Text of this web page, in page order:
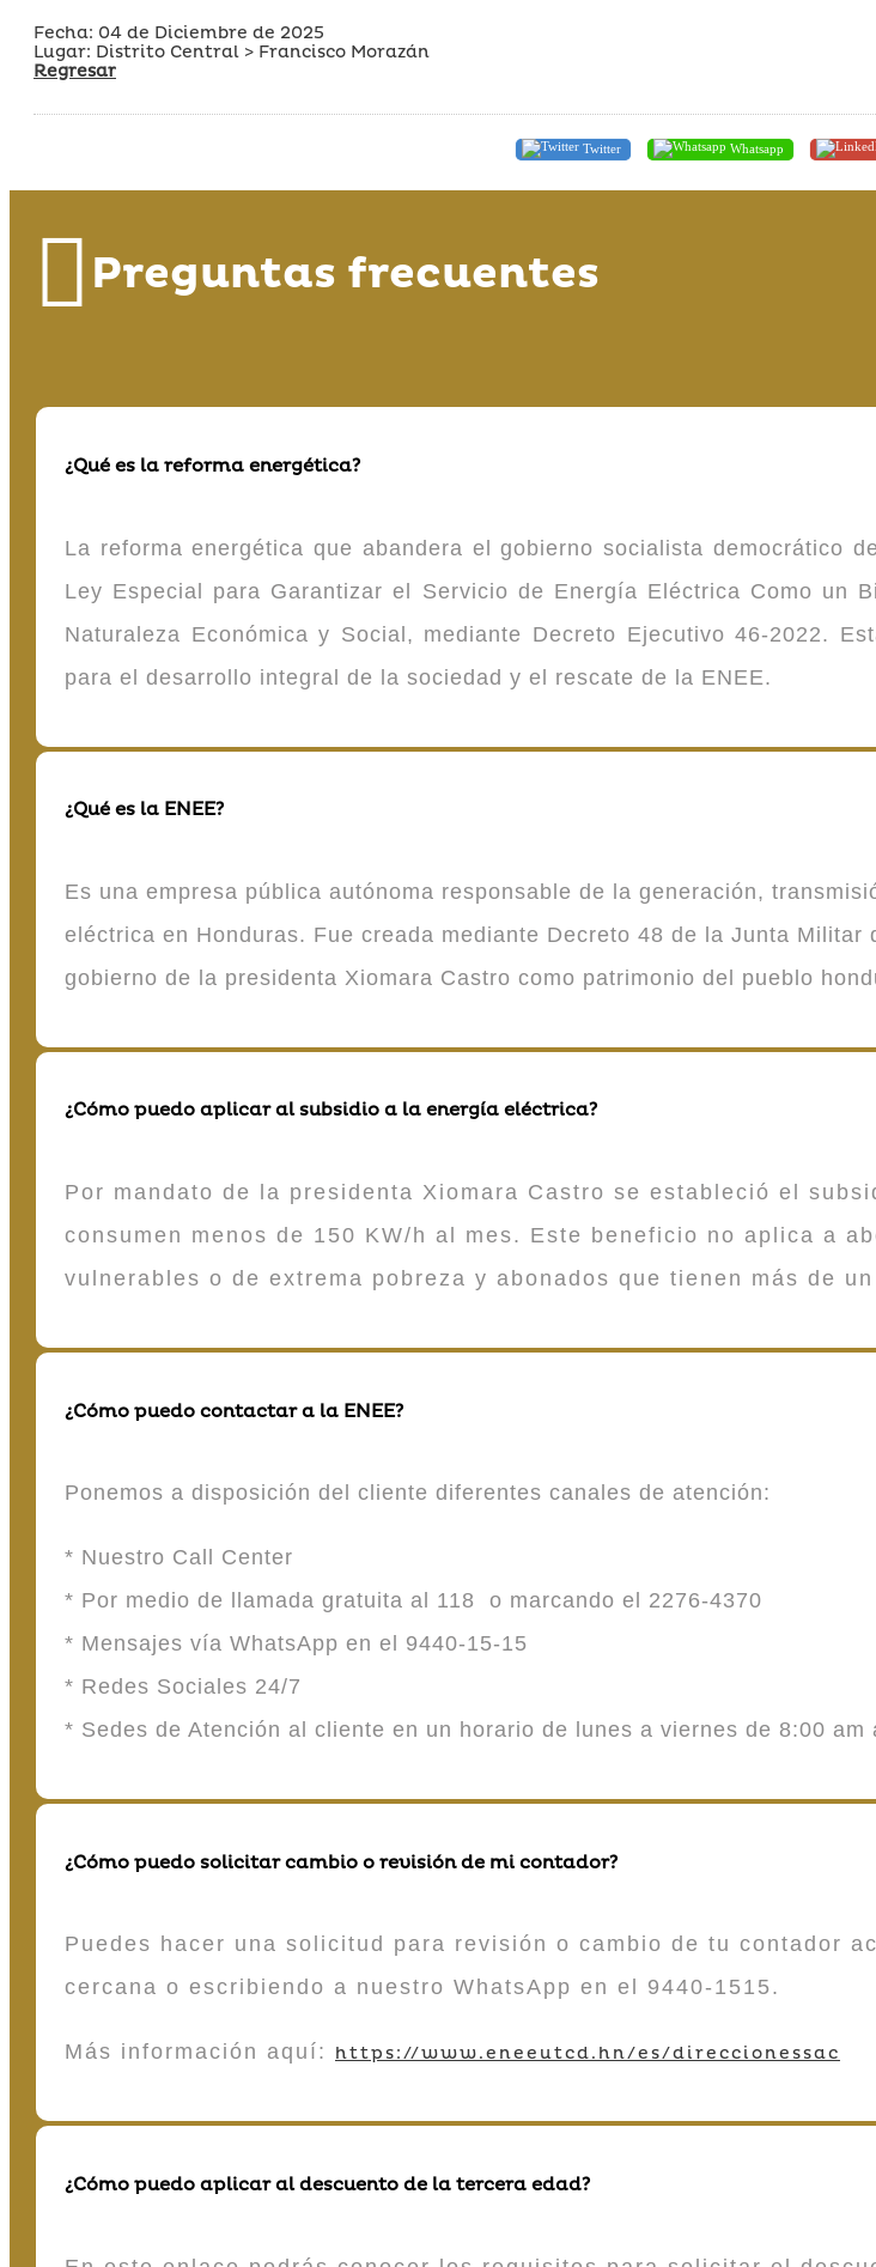
Fecha: 04 de Diciembre de 2025
Lugar: Distrito Central > Francisco Morazán
Regresar
Twitter Whatsapp
Preguntas frecuentes
¿Qué es la reforma energética?
La reforma energética que abandera el gobierno socialista democrático
Ley Especial para Garantizar el Servicio de Energía Eléctrica Como un
Naturaleza Económica y Social, mediante Decreto Ejecutivo 46-2022.
para el desarrollo integral de la sociedad y el rescate de la ENEE.
¿Qué es la ENEE?
Es una empresa pública autónoma responsable de la generación,
eléctrica en Honduras. Fue creada mediante Decreto 48 de la Junta
gobierno de la presidenta Xiomara Castro como patrimonio del pueblo
¿Cómo puedo aplicar al subsidio a la energía eléctrica?
Por mandato de la presidenta Xiomara Castro se estableció el
consumen menos de 150 KW/h al mes. Este beneficio no aplica a
vulnerables o de extrema pobreza y abonados que tienen más de
¿Cómo puedo contactar a la ENEE?
Ponemos a disposición del cliente diferentes canales de atención:
* Nuestro Call Center
* Por medio de llamada gratuita al 118 o marcando el 2276-4370
* Mensajes vía WhatsApp en el 9440-15-15
* Redes Sociales 24/7
* Sedes de Atención al cliente en un horario de lunes a viernes de 8:00 am
¿Cómo puedo solicitar cambio o revisión de mi contador?
Puedes hacer una solicitud para revisión o cambio de tu contador
cercana o escribiendo a nuestro WhatsApp en el 9440-1515.
Más información aquí: https://www.eneeutcd.hn/es/direccionessac
¿Cómo puedo aplicar al descuento de la tercera edad?